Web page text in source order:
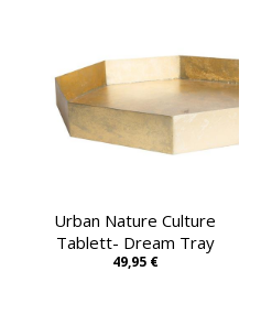
Urban Nature Culture
Tablett- Dream Tray
49,95 €